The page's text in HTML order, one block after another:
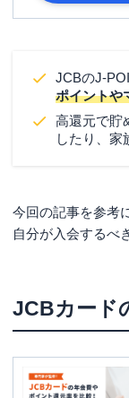
JCBのJ-
ポイントや
高還元で貯
したり、家
今回の記事を参考
自分が入会するべ
JCBカード